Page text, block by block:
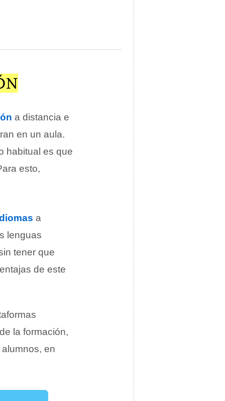
a distancia e
en un aula.
habitual es que
esto,
a
lenguas
tener que
de este
la formación,
en